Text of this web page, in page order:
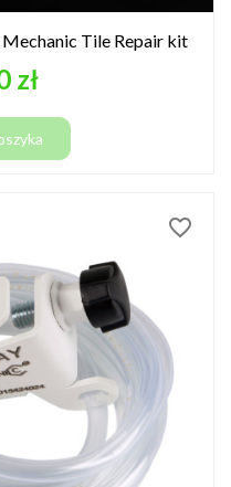
Tile Repair kit
zł
favorite_border